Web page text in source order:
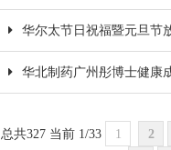
华尔太节日祝福暨元旦节
华北制药广州彤博士健康
总共327 当前 1/33 1
2